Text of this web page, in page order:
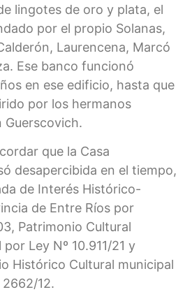
lingotes de oro y plata, el
por el propio Solanas,
Laurencena, Marcó
Ese banco funcionó
en ese edificio, hasta que
por los hermanos
Guerscovich.
que la Casa
desapercibida en el tiempo,
de Interés Histórico-
de Entre Ríos por
Patrimonio Cultural
Ley Nº 10.911/21 y
Histórico Cultural municipal
12.